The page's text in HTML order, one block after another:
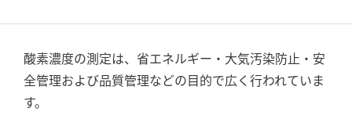
酸素濃度の測定は、省エネルギー・大気汚染防止・安
全管理および品質管理などの目的で広く行われていま
す。